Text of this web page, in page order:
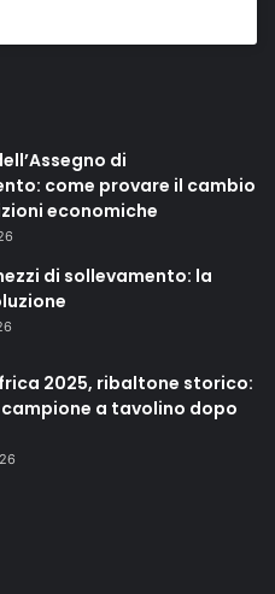
di
come provare il cambio
economiche
di sollevamento: la
2025, ribaltone storico:
a tavolino dopo